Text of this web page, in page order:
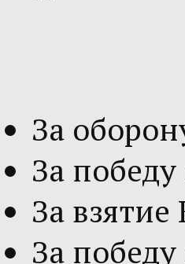
За
За
За взятие
За